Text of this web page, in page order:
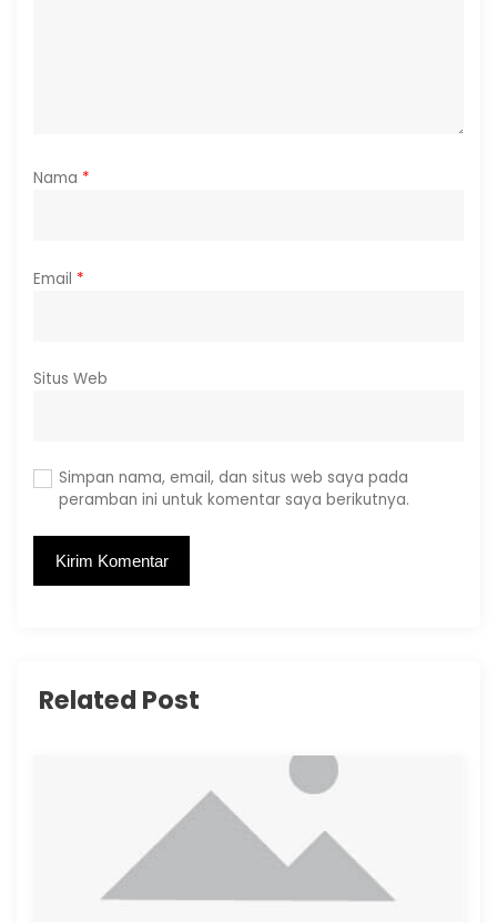
Nama *
Email *
Situs Web
Simpan nama, email, dan situs web saya pada
peramban ini untuk komentar saya berikutnya.
Related Post